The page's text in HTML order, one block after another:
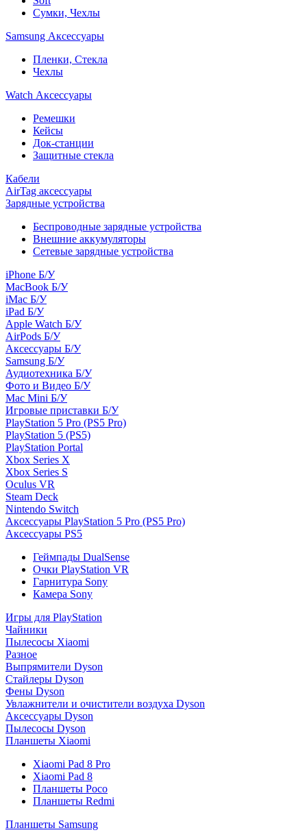
Сумки, Чехлы
Samsung Аксессуары
Пленки, Стекла
Чехлы
Watch Аксессуары
Ремешки
Кейсы
Док-станции
Защитные стекла
Кабели
AirTag аксессуары
Зарядные устройства
Беспроводные зарядные устройства
Внешние аккумуляторы
Сетевые зарядные устройства
iPhone Б/У
MacBook Б/У
iMac Б/У
iPad Б/У
Apple Watch Б/У
AirPods Б/У
Аксессуары Б/У
Samsung Б/У
Аудиотехника Б/У
Фото и Видео Б/У
Mac Mini Б/У
Игровые приставки Б/У
PlayStation 5 Pro (PS5 Pro)
PlayStation 5 (PS5)
PlayStation Portal
Xbox Series X
Xbox Series S
Oculus VR
Steam Deck
Nintendo Switch
Аксессуары PlayStation 5 Pro (PS5 Pro)
Аксессуары PS5
Геймпады DualSense
Очки PlayStation VR
Гарнитура Sony
Камера Sony
Игры для PlayStation
Чайники
Пылесосы Xiaomi
Разное
Выпрямители Dyson
Стайлеры Dyson
Фены Dyson
Увлажнители и очистители воздуха Dyson
Аксессуары Dyson
Пылесосы Dyson
Планшеты Xiaomi
Xiaomi Pad 8 Pro
Xiaomi Pad 8
Планшеты Poco
Планшеты Redmi
Планшеты Samsung